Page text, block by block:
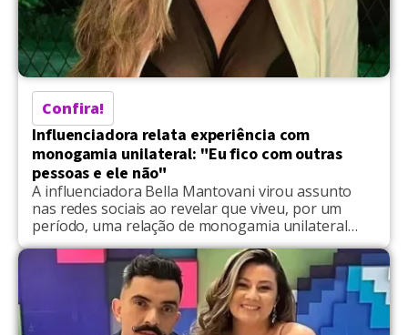
Confira!
Influenciadora relata experiência com
monogamia unilateral: "Eu fico com outras
pessoas e ele não"
A influenciadora Bella Mantovani virou assunto
nas redes sociais ao revelar que viveu, por um
período, uma relação de monogamia unilateral
com o companheiro, Vagner Fera, e recebeu
críticas por manter um acordo fora do modelo
tradicional. Na prática, apenas ela tinha liberdade
para se envolver com outras pessoas, enquanto o
parceiro permanecia monogâmico. Ela […]